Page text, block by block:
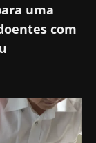
uma
com